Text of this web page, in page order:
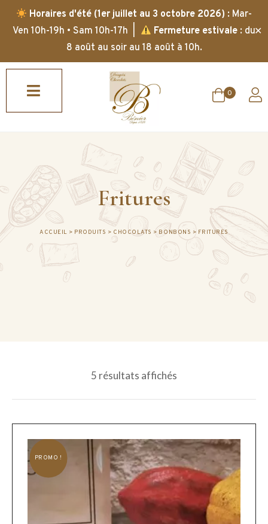
Horaires d'été (1er juillet au 3 octobre 2026) : Mar-
Ven 10h-19h • Sam 10h-17h |
Fermeture estivale: du
8 août au soir au 18 août à 10h.
✕
0
Fritures
ACCUEIL > PRODUITS > CHOCOLATS > BONBONS > FRITURES
5 résultats affichés
PROMO !